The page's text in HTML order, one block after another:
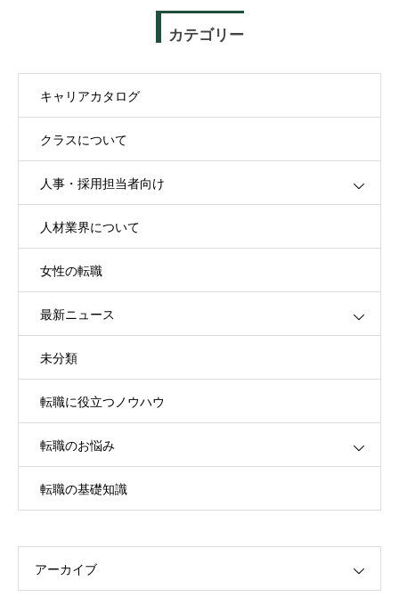
カテゴリー
キャリアカタログ
クラスについて
人事・採用担当者向け
人材業界について
女性の転職
最新ニュース
未分類
転職に役立つノウハウ
転職のお悩み
転職の基礎知識
アーカイブ